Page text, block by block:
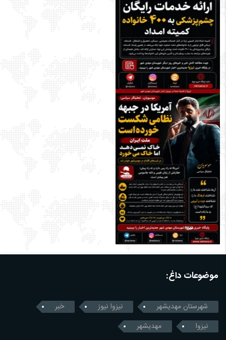
موضوعات داغ:
شهرستان مهدیشهر نیزوا نیوز
خبر
نیزوا
مهدیشهر